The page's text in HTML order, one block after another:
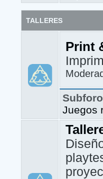
TALLERES
Print
Juegos